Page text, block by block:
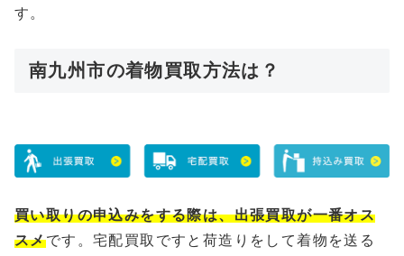
す。
南九州市の着物買取方法は？
買い取りの申込みをする際は、出張買取が一番オス
スメです。宅配買取ですと荷造りをして着物を送る